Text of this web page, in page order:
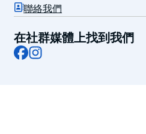
聯絡我們
在社群媒體上找到我們
Facebook